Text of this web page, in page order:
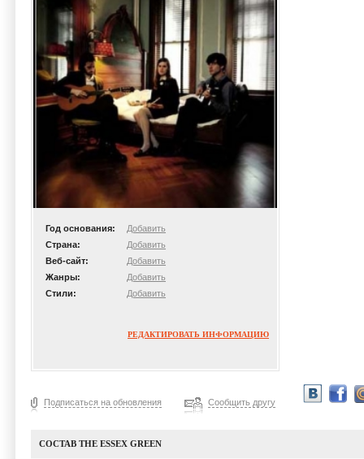
Год основания:
Добавить
Страна:
Добавить
Веб-сайт:
Добавить
Жанры:
Добавить
Стили:
Добавить
РЕДАКТИРОВАТЬ ИНФОРМАЦИЮ
Подписаться на обновления Сообщить другу
СОСТАВ THE ESSEX GREEN